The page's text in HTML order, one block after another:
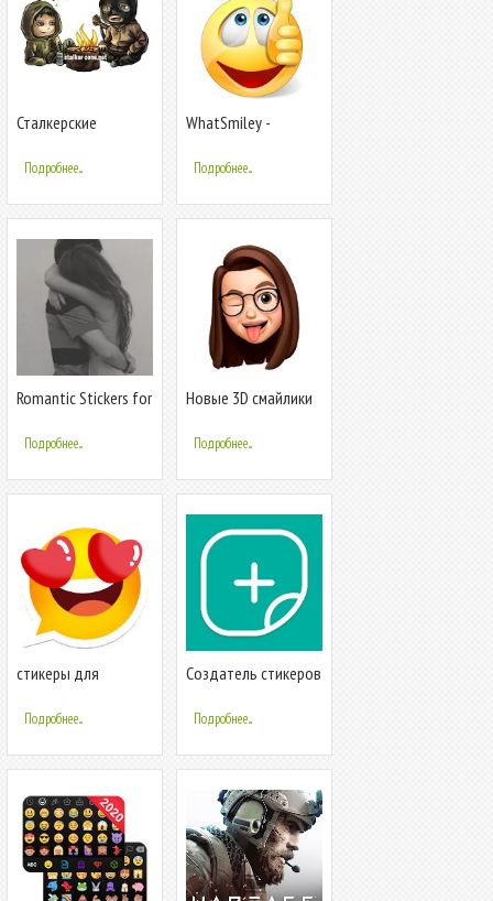
Сталкерские
WAStickerApp for
stalkers
Подробнее...
WhatSmiley -
эмотиконы и
стикеры
Подробнее...
Romantic Stickers for
WAStickerApp
Подробнее...
Новые 3D смайлики
WAStickerApps
Emojis
Подробнее...
стикеры для
WAStickerApps
Подробнее...
Создатель стикеров
стикеры WhatsApp
Подробнее...